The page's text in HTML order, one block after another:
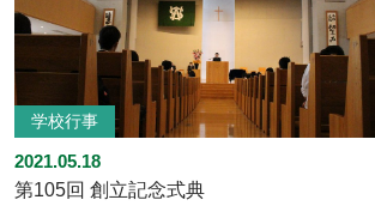
学校行事
2021.05.18
第105回 創立記念式典